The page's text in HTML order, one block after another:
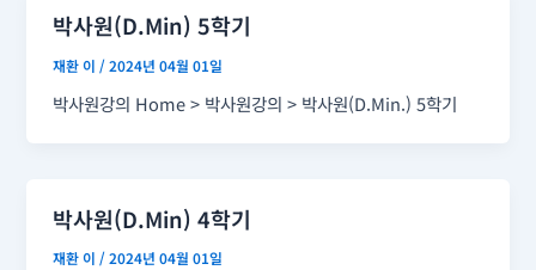
박사원(D.Min) 5학기
재환 이 /2024년 04월 01일
박사원강의 Home > 박사원강의 > 박사원(D.Min.) 5학기
박사원(D.Min) 4학기
재환 이 /2024년 04월 01일